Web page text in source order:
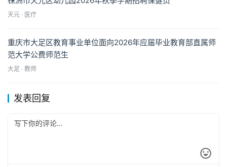
天元 · 医疗
重庆市大足区教育事业单位面向2026年应届毕业教育部直属师
范大学公费师范生
大足 · 教师
发表回复